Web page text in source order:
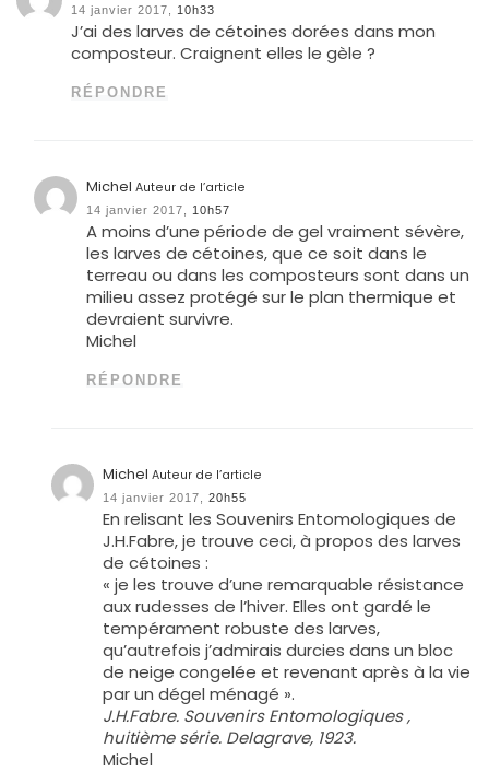
14 janvier 2017, 10h33
J’ai des larves de cétoines dorées dans mon
composteur. Craignent elles le gèle ?
RÉPONDRE
MichelAuteur de l’article
14 janvier 2017, 10h57
A moins d’une période de gel vraiment sévère,
les larves de cétoines, que ce soit dans le
terreau ou dans les composteurs sont dans un
milieu assez protégé sur le plan thermique et
devraient survivre.
Michel
RÉPONDRE
Michel Auteur de l’article
14 janvier 2017, 20h55
En relisant les Souvenirs Entomologiques de
J.H.Fabre, je trouve ceci, à propos des larves
de cétoines :
« je les trouve d’une remarquable résistance
aux rudesses de l’hiver. Elles ont gardé le
tempérament robuste des larves,
qu’autrefois j’admirais durcies dans un bloc
de neige congelée et revenant après à la vie
par un dégel ménagé ».
J.H.Fabre. Souvenirs Entomologiques ,
huitième série. Delagrave, 1923.
Michel